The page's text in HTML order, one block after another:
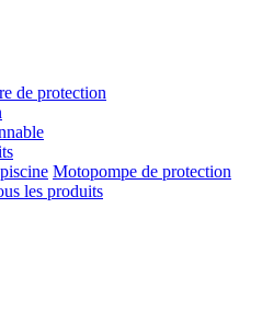
de protection
Motopompe de protection
les produits